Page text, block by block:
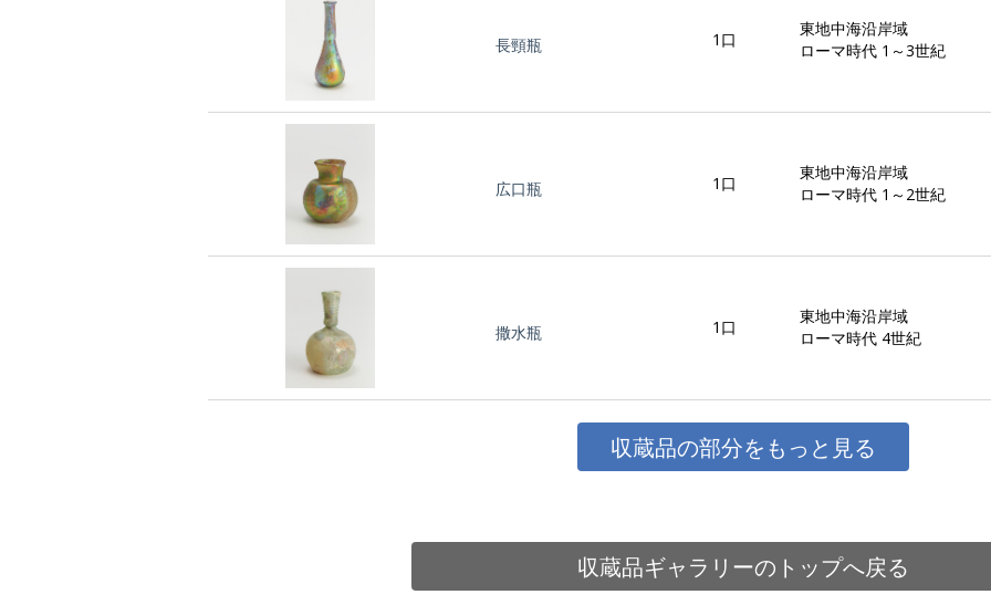
長頸瓶 1口
東地中海沿岸域
ローマ時代 1～3世紀
広口瓶 1口
東地中海沿岸域
ローマ時代 1～2世紀
撒水瓶 1口
東地中海沿岸域
ローマ時代 4世紀
収蔵品の部分をもっと見る
収蔵品ギャラリーのトップへ戻る